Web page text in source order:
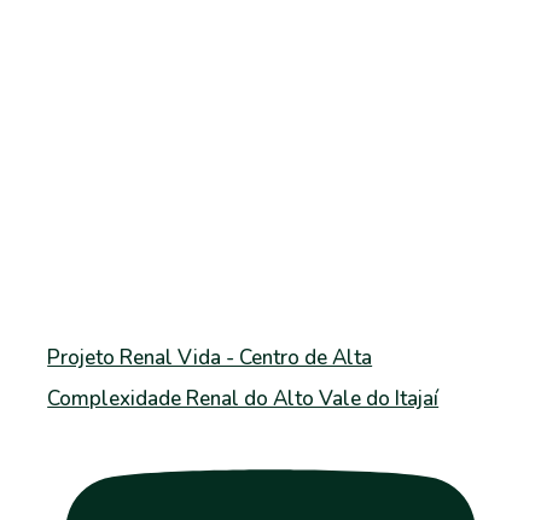
Projeto Renal Vida - Centro de Alta
Complexidade Renal do Alto Vale do Itajaí